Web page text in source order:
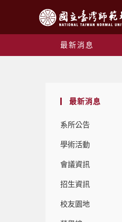
最新消息
最新消息
系所公告
學術活動
會議資訊
招生資訊
校友園地